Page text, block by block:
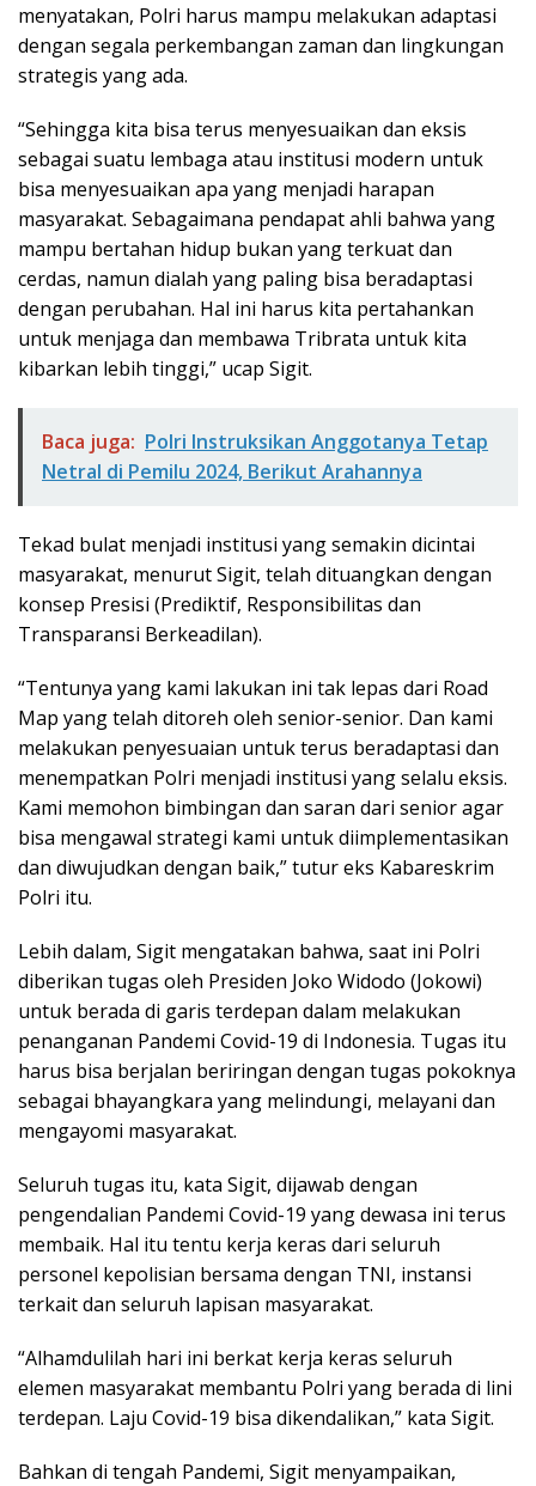
menyatakan, Polri harus mampu melakukan adaptasi
dengan segala perkembangan zaman dan lingkungan
strategis yang ada.
“Sehingga kita bisa terus menyesuaikan dan eksis
sebagai suatu lembaga atau institusi modern untuk
bisa menyesuaikan apa yang menjadi harapan
masyarakat. Sebagaimana pendapat ahli bahwa yang
mampu bertahan hidup bukan yang terkuat dan
cerdas, namun dialah yang paling bisa beradaptasi
dengan perubahan. Hal ini harus kita pertahankan
untuk menjaga dan membawa Tribrata untuk kita
kibarkan lebih tinggi,” ucap Sigit.
Baca juga: Polri Instruksikan Anggotanya Tetap
Netral di Pemilu 2024, Berikut Arahannya
Tekad bulat menjadi institusi yang semakin dicintai
masyarakat, menurut Sigit, telah dituangkan dengan
konsep Presisi (Prediktif, Responsibilitas dan
Transparansi Berkeadilan).
“Tentunya yang kami lakukan ini tak lepas dari Road
Map yang telah ditoreh oleh senior-senior. Dan kami
melakukan penyesuaian untuk terus beradaptasi dan
menempatkan Polri menjadi institusi yang selalu eksis.
Kami memohon bimbingan dan saran dari senior agar
bisa mengawal strategi kami untuk diimplementasikan
dan diwujudkan dengan baik,” tutur eks Kabareskrim
Polri itu.
Lebih dalam, Sigit mengatakan bahwa, saat ini Polri
diberikan tugas oleh Presiden Joko Widodo (Jokowi)
untuk berada di garis terdepan dalam melakukan
penanganan Pandemi Covid-19 di Indonesia. Tugas itu
harus bisa berjalan beriringan dengan tugas pokoknya
sebagai bhayangkara yang melindungi, melayani dan
mengayomi masyarakat.
Seluruh tugas itu, kata Sigit, dijawab dengan
pengendalian Pandemi Covid-19 yang dewasa ini terus
membaik. Hal itu tentu kerja keras dari seluruh
personel kepolisian bersama dengan TNI, instansi
terkait dan seluruh lapisan masyarakat.
“Alhamdulilah hari ini berkat kerja keras seluruh
elemen masyarakat membantu Polri yang berada di lini
terdepan. Laju Covid-19 bisa dikendalikan,” kata Sigit.
Bahkan di tengah Pandemi, Sigit menyampaikan,